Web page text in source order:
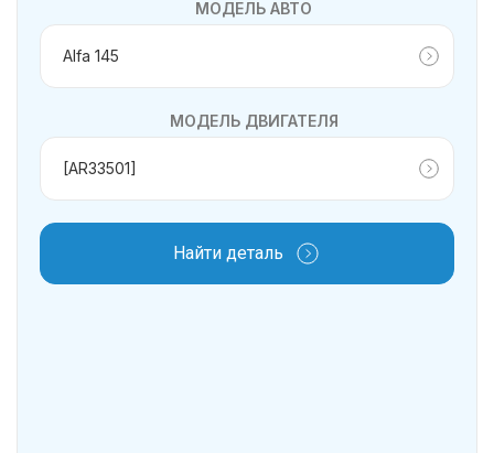
МОДЕЛЬ АВТО
МОДЕЛЬ ДВИГАТЕЛЯ
Найти деталь